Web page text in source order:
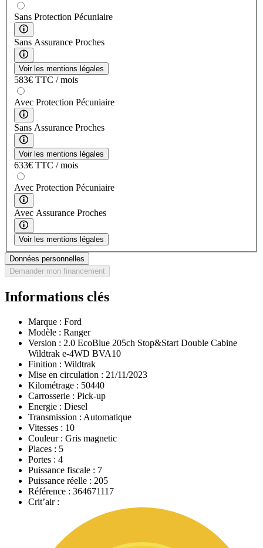
Sans Protection Pécuniaire
Sans Assurance Proches
Voir les mentions légales
583€ TTC / mois
Avec Protection Pécuniaire
Sans Assurance Proches
Voir les mentions légales
633€ TTC / mois
Avec Protection Pécuniaire
Avec Assurance Proches
Voir les mentions légales
Données personnelles
Demander mon financement
Informations clés
Marque : Ford
Modèle : Ranger
Version : 2.0 EcoBlue 205ch Stop&Start Double Cabine
Wildtrak e-4WD BVA10
Finition : Wildtrak
Mise en circulation : 21/11/2023
Kilométrage : 50440
Carrosserie : Pick-up
Energie : Diesel
Transmission : Automatique
Vitesses : 10
Couleur : Gris magnetic
Places : 5
Portes : 4
Puissance fiscale : 7
Puissance réelle : 205
Référence : 364671117
Crit’air :